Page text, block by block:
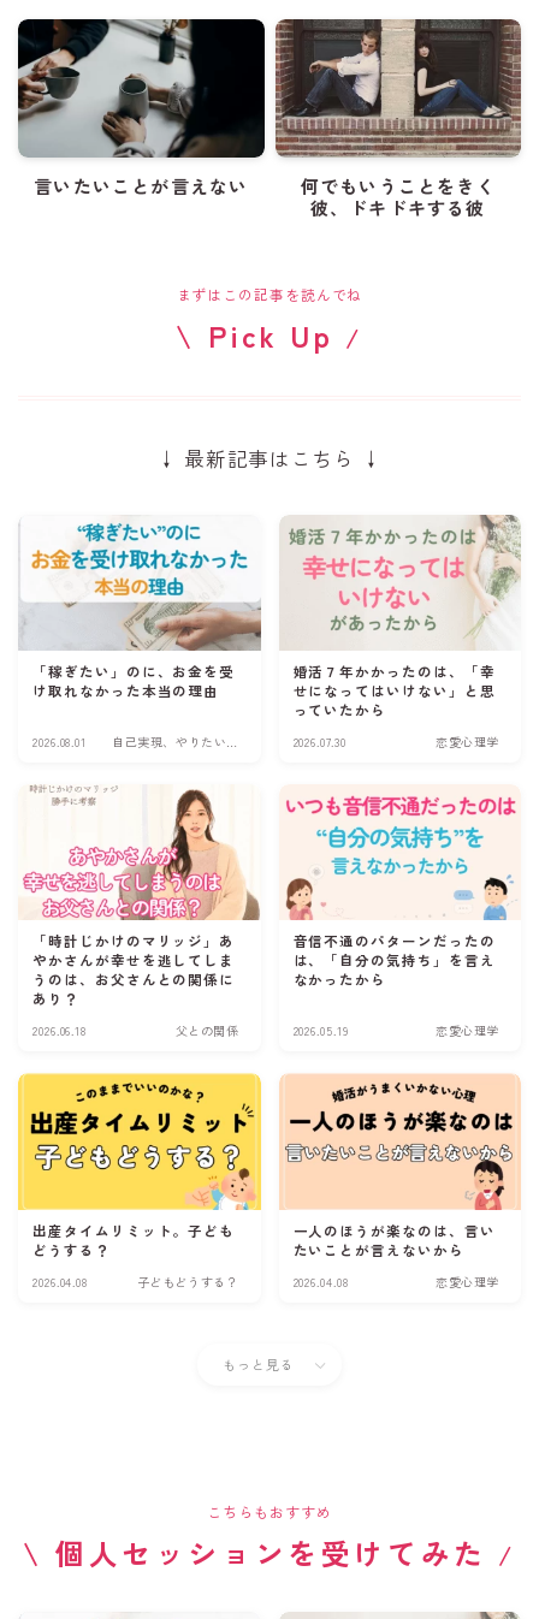
言いたいことが言えない
何でもいうことをきく
彼、ドキドキする彼
まずはこの記事を読んでね
\ Pick Up /
↓ 最新記事はこちら ↓
「稼ぎたい」のに、お金を受
け取れなかった本当の理由
2026.08.01
自己実現、やりたい
婚活７年かかったのは、「幸
せになってはいけない」と思
っていたから
2026.07.30 恋愛心理学
「時計じかけのマリッジ」あ
やかさんが幸せを逃してしま
うのは、お父さんとの関係に
あり？
2026.06.18 父との関係
音信不通のパターンだったの
は、「自分の気持ち」を言え
なかったから
2026.05.19 恋愛心理学
出産タイムリミット。子ども
どうする？
2026.04.08 子どもどうする？
一人のほうが楽なのは、言い
たいことが言えないから
2026.04.08 恋愛心理学
もっと見る
こちらもおすすめ
\ 個人セッションを受けてみた /